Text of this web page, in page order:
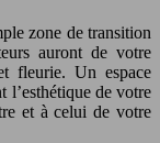
auront de votre
fleurie. Un espace
l’esthétique de votre
et à celui de votre